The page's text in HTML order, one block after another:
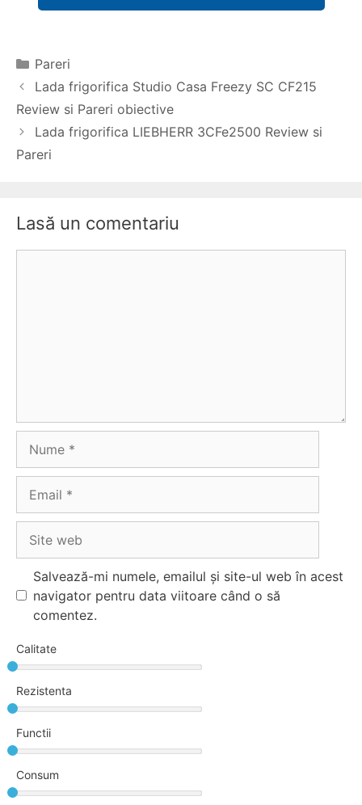
Categorii
Pareri
Navigare
în
Lada frigorifica Studio Casa Freezy SC CF215
Review si Pareri obiective
Lada frigorifica LIEBHERR 3CFe2500 Review si
Pareri
Lasă un comentariu
web
Salvează-mi numele, emailul și site-ul web în acest
navigator pentru data viitoare când o să
comentez.
Calitate
Rezistenta
Functii
Consum